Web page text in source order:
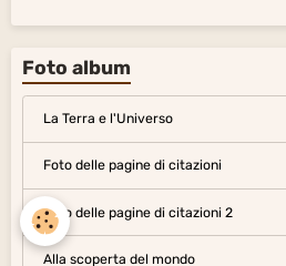
Foto album
La Terra e l'Universo
Foto delle pagine di citazioni
Foto delle pagine di citazioni 2
Alla scoperta del mondo